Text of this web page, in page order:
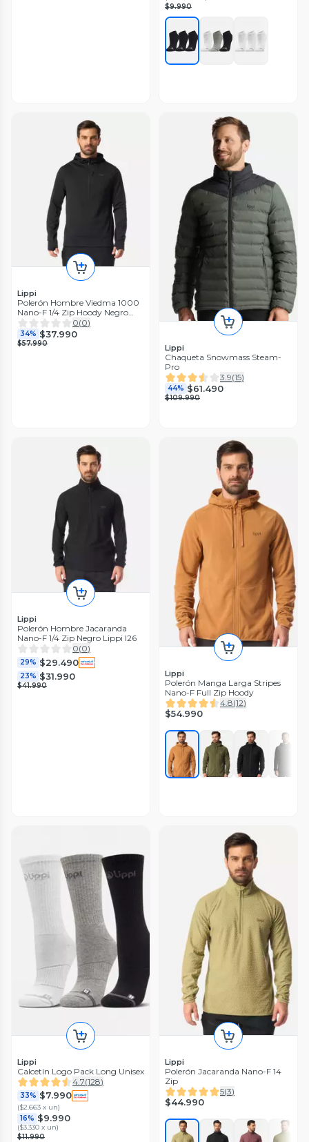
$9.990
Lippi
Polerón Hombre Viedma 1000
Nano-F 1/4 Zip Hoody Negro
Lippi
0(0)
34% $37.990
$57.990 Lippi
Chaqueta Snowmass Steam-
Pro
3.9(15)
44% $61.490
$109.990
Lippi
Polerón Hombre Jacaranda
Nano-F 1/4 Zip Negro Lippi I26
0(0)
29% $29.490
23% $31.990
$41.990
Lippi
Polerón Manga Larga Stripes
Nano-F Full Zip Hoody
4.8(12)
$54.990
Lippi
Calcetín Logo Pack Long Unisex
4.7(128)
33% $7.990
($2.663 x un)
16% $9.990
($3.330 x un)
$11.990
Lippi
Polerón Jacaranda Nano-F 14
Zip
5(3)
$44.990